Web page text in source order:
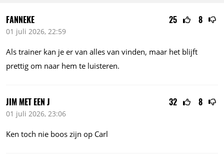
25 8
FANNEKE
01 juli 2026, 22:59
Als trainer kan je er van alles van vinden, maar het blijft
prettig om naar hem te luisteren.
32 8
JIM MET EEN J
01 juli 2026, 23:06
Ken toch nie boos zijn op Carl